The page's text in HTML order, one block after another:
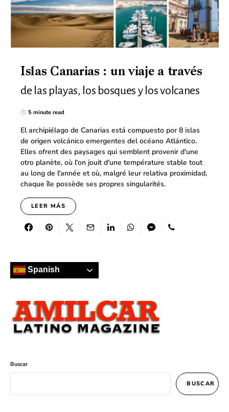
Islas Canarias : un viaje a través
de las playas, los bosques y los volcanes
5 minute read
El archipiélago de Canarias está compuesto por 8 islas
de origen volcánico emergentes del océano Atlántico.
Elles ofrent des paysages qui semblent provenir d'une
otro planète, où l'on jouit d'une température stable tout
au long de l'année et où, malgré leur relativa proximidad,
chaque île possède ses propres singularités.
LEER MÁS
Spanish
Buscar
BUSCAR